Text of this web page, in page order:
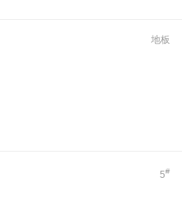
地板
5#